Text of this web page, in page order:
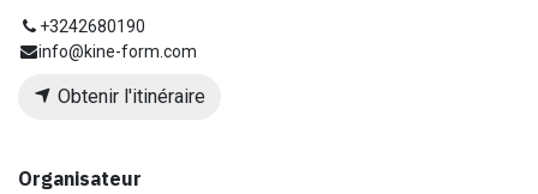
+3242680190
info@kine-form.com
Obtenir l'itinéraire
Organisateur